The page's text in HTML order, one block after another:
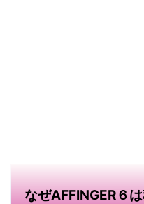
なぜAFFINGER６